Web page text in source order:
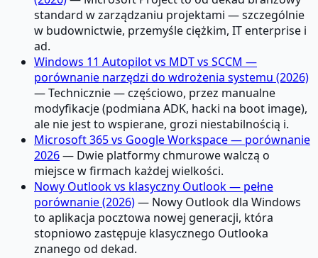
standard w zarządzaniu projektami — szczególnie
w budownictwie, przemyśle ciężkim, IT enterprise i
ad.
Windows 11 Autopilot vs MDT vs SCCM —
porównanie narzędzi do wdrożenia systemu (2026)
— Technicznie — częściowo, przez manualne
modyfikacje (podmiana ADK, hacki na boot image),
ale nie jest to wspierane, grozi niestabilnością i.
Microsoft 365 vs Google Workspace — porównanie
2026— Dwie platformy chmurowe walczą o
miejsce w firmach każdej wielkości.
Nowy Outlook vs klasyczny Outlook — pełne
porównanie (2026)— Nowy Outlook dla Windows
to aplikacja pocztowa nowej generacji, która
stopniowo zastępuje klasycznego Outlooka
znanego od dekad.